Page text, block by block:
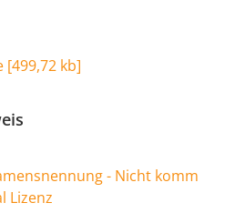
[499,72 kb]
- Nicht komm
Lizenz